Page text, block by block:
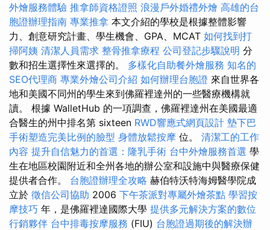
外燴服務體驗 推拿師資格證照 浪漫戶外婚禮外燴 高雄的台
胞證辦理指南 專業推拿 本文介紹的學校是根據整體影響
力、創意研究計畫、學生機會、GPA、MCAT 如何找到打
掃阿姨 清潔人員需求 整骨推拿療程 公司登記步驟說明 分
數和招生選擇性來選擇的。 多樣化自助餐外燴服務 知名的
SEO代理商 專業外燴公司介紹 如何辦理台胞證 來自世界各
地和美國不同州的學生來到佛羅裡達州的一些醫療機構就
讀。 根據 WalletHub 的一項調查，佛羅裡達州在美國最適
合醫生的州中排名第 sixteen RWD響應式網頁設計 墊下巴
手術塑造完美比例的臉型 身體放鬆按摩 位。 清潔工的工作
內容 提升自信魅力的首選：隆乳手術 台中外燴服務首選 學
生在地區校園附近和全州各地的辦公室和設施中與醫療保健
提供者合作。 台胞證辦理全攻略 赫伯特沃特海姆醫學院成
立於 徵信公司協助 2006 下午茶派對專屬外燴茶點 學習按
摩技巧 年，是佛羅裡達國際大學 提供多元解決方案的數位
行銷夥伴 台中排毒按摩服務 (FIU) 台胞證過期後的解決辦